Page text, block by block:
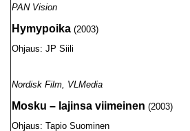
PAN Vision
Hymypoika (2003)
Ohjaus: JP Siili
Nordisk Film, VLMedia
Mosku – lajinsa viimeinen (2003)
Ohjaus: Tapio Suominen